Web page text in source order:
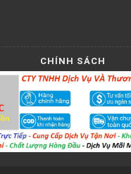
CHÍNH SÁCH